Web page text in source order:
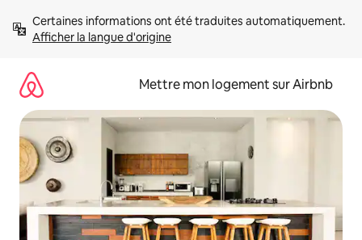
directement
Afficher la langue d'origine
Mettre mon logement sur Airbnb